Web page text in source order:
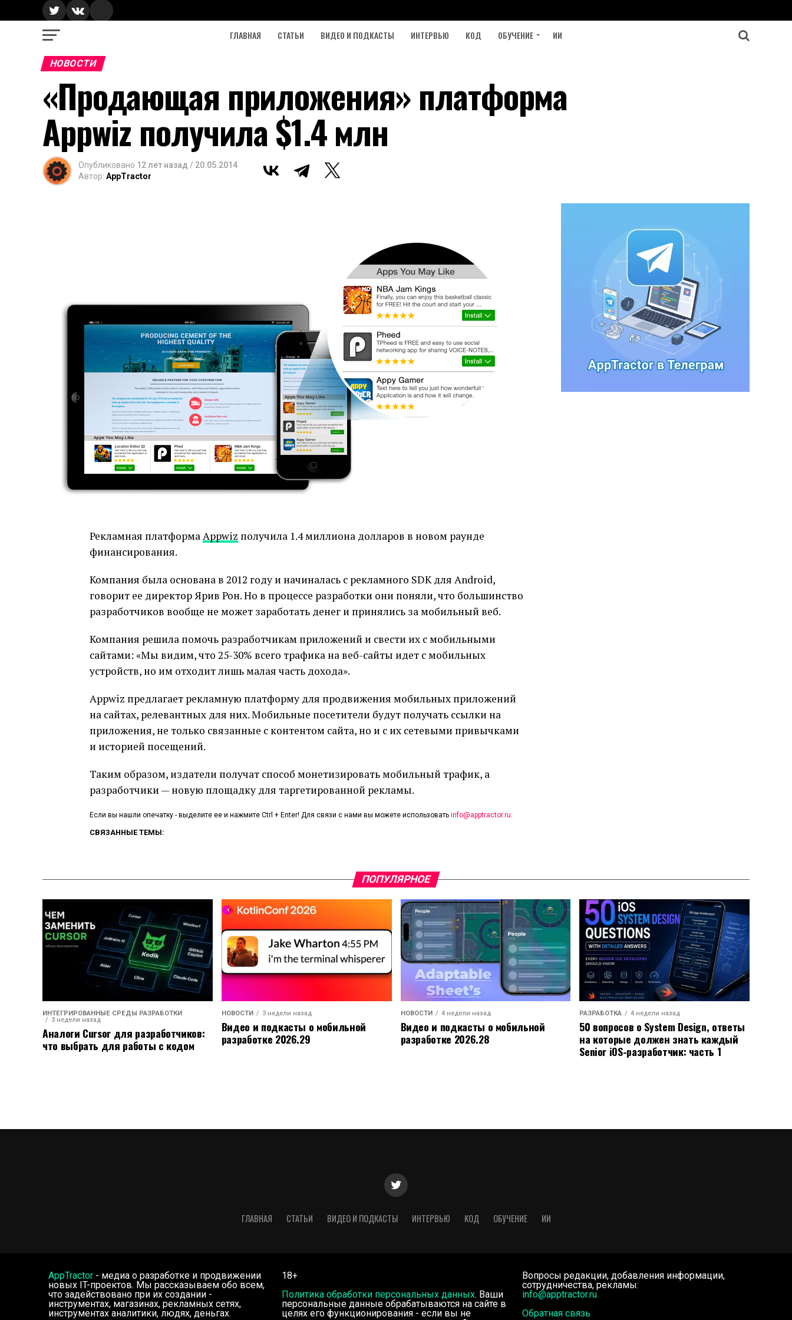
ГЛАВНАЯ СТАТЬИ ВИДЕО И ПОДКАСТЫ ИНТЕРВЬЮ КОД ОБУЧЕНИЕ ИИ
НОВОСТИ
«Продающая приложения» платформа
Appwiz получила $1.4 млн
Опубликовано 12 лет назад / 20.05.2014
Автор: AppTractor
Рекламная платформаAppwiz получила 1.4 миллиона долларов в новом раунде
финансирования.
Компания была основана в 2012 году и начиналась с рекламного SDK для Android,
говорит ее директор Ярив Рон. Но в процессе разработки они поняли, что большинство
разработчиков вообще не может заработать денег и принялись за мобильный веб.
Компания решила помочь разработчикам приложений и свести их с мобильными
сайтами: «Мы видим, что 25-30% всего трафика на веб-сайты идет с мобильных
устройств, но им отходит лишь малая часть дохода».
Appwiz предлагает рекламную платформу для продвижения мобильных приложений
на сайтах, релевантных для них. Мобильные посетители будут получать ссылки на
приложения, не только связанные с контентом сайта, но и с их сетевыми привычками
и историей посещений.
Таким образом, издатели получат способ монетизировать мобильный трафик, а
разработчики — новую площадку для таргетированной рекламы.
Если вы нашли опечатку - выделите ее и нажмите Ctrl + Enter! Для связи с нами вы можете использовать info@apptractor.ru.
СВЯЗАННЫЕ ТЕМЫ:
ПОПУЛЯРНОЕ
ИНТЕГРИРОВАННЫЕ СРЕДЫ РАЗРАБОТКИ
3 недели назад
Аналоги Cursor для разработчиков:
что выбрать для работы с кодом
НОВОСТИ 3 недели назад
Видео и подкасты о мобильной
разработке 2026.29
НОВОСТИ 4 недели назад
Видео и подкасты о мобильной
разработке 2026.28
РАЗРАБОТКА 4 недели назад
50 вопросов о System Design, ответы
на которые должен знать каждый
Senior iOS-разработчик: часть 1
ГЛАВНАЯ СТАТЬИ ВИДЕО И ПОДКАСТЫ ИНТЕРВЬЮ КОД ОБУЧЕНИЕ ИИ
AppTractor - медиа о разработке и продвижении
новых IT-проектов. Мы рассказываем обо всем,
что задействовано при их создании -
инструментах, магазинах, рекламных сетях,
инструментах аналитики, людях, деньгах.
18+
Политика обработки персональных данных. Ваши
персональные данные обрабатываются на сайте в
целях его функционирования - если вы не
Вопросы редакции, добавления информации,
сотрудничества, рекламы:
info@apptractor.ru
Обратная связь